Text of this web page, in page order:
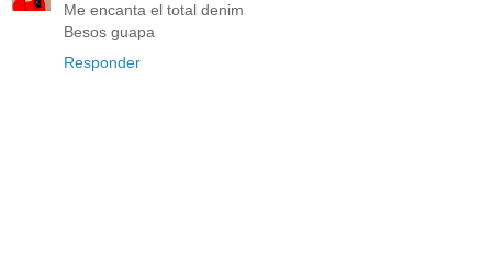
Me encanta el total denim
Besos guapa
Responder